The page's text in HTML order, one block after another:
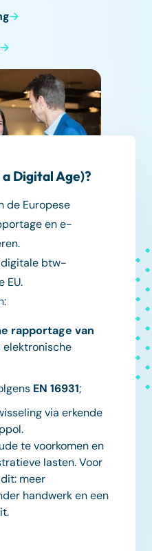
Digital Age)?
de Europese
en e-
digitale btw-
EU.
rapportage van
elektronische
EN 16931;
via erkende
te voorkomen en
lasten. Voor
meer
handwerk en een